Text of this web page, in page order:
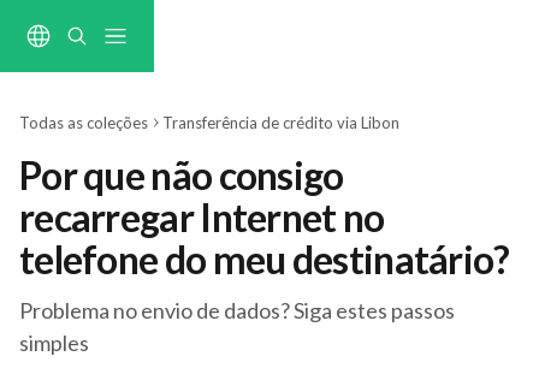
Todas as coleções Transferência de crédito via Libon
Por que não consigo
recarregar Internet no
telefone do meu destinatário?
Problema no envio de dados? Siga estes passos
simples